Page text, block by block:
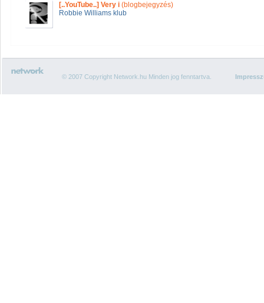
[..YouTube..] Very i (blogbejegyzés)
Robbie Williams klub
© 2007 Copyright Network.hu Minden jog fenntartva.